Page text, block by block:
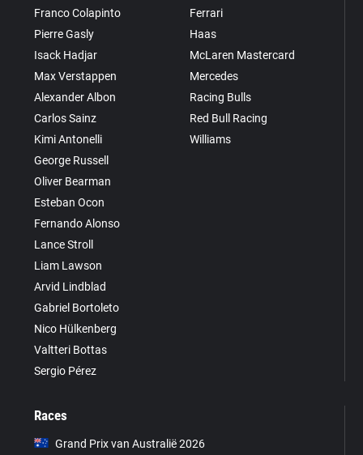
Franco Colapinto
Pierre Gasly
Isack Hadjar
Max Verstappen
Alexander Albon
Carlos Sainz
Kimi Antonelli
George Russell
Oliver Bearman
Esteban Ocon
Fernando Alonso
Lance Stroll
Liam Lawson
Arvid Lindblad
Gabriel Bortoleto
Nico Hülkenberg
Valtteri Bottas
Sergio Pérez
Ferrari
Haas
McLaren Mastercard
Mercedes
Racing Bulls
Red Bull Racing
Williams
Races
Grand Prix van Australië 2026